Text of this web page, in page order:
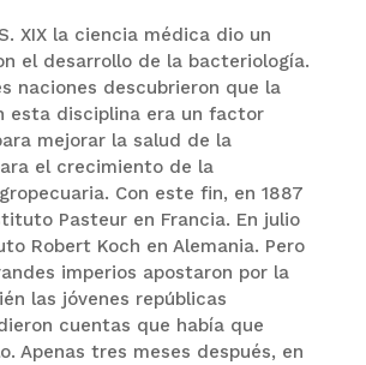
XIX la ciencia médica dio un
el desarrollo de la bacteriología.
naciones descubrieron que la
esta disciplina era un factor
mejorar la salud de la
el crecimiento de la
Con este fin, en 1887
Pasteur en Francia. En julio
Robert Koch en Alemania. Pero
imperios apostaron por la
las jóvenes repúblicas
cuentas que había que
Apenas tres meses después, en